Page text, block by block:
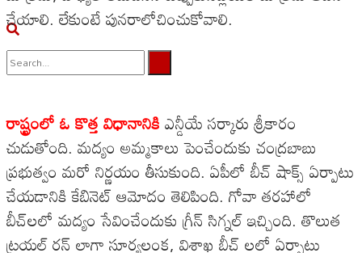
View All Result
చేయాలి. లేకుంటే పునరాలోచించుకోవాలి.
రాష్ట్రంలో ఓ కొత్త విధానానికిఎన్డీయే సర్కారు శ్రీకారం
చుడుతోంది. మద్యం అమ్మకాలు పెంచేందుకు చంద్రబాబు
ప్రభుత్వం మరో నిర్ణయం తీసుకుంది. ఏపీలో బీచ్ షాక్స్ ఏర్పాటు
చేయడానికి కేబినెట్ ఆమోదం తెలిపింది. గోవా తరహాలో
బీచ్‌లలో మద్యం సేవించేందుకు గ్రీన్ సిగ్నల్ ఇచ్చింది. తొలుత
ట్రయల్ రన్ లాగా సూర్యలంక‌, విశాఖ బీచ్ లలో ఏర్పాటు